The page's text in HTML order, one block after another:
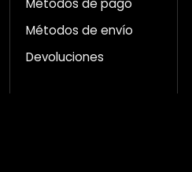
Métodos de pago
Métodos de envío
Devoluciones